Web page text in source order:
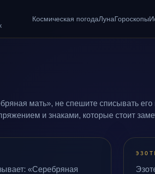
Космическая погодаЛунаГороскопы
мать», не спешите списывать
и знаками, которые стоит
«Серебряная